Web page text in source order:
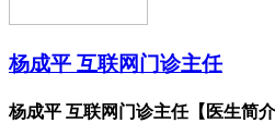
杨成平 互联网门诊主任
杨成平 互联网门诊主任【医生简